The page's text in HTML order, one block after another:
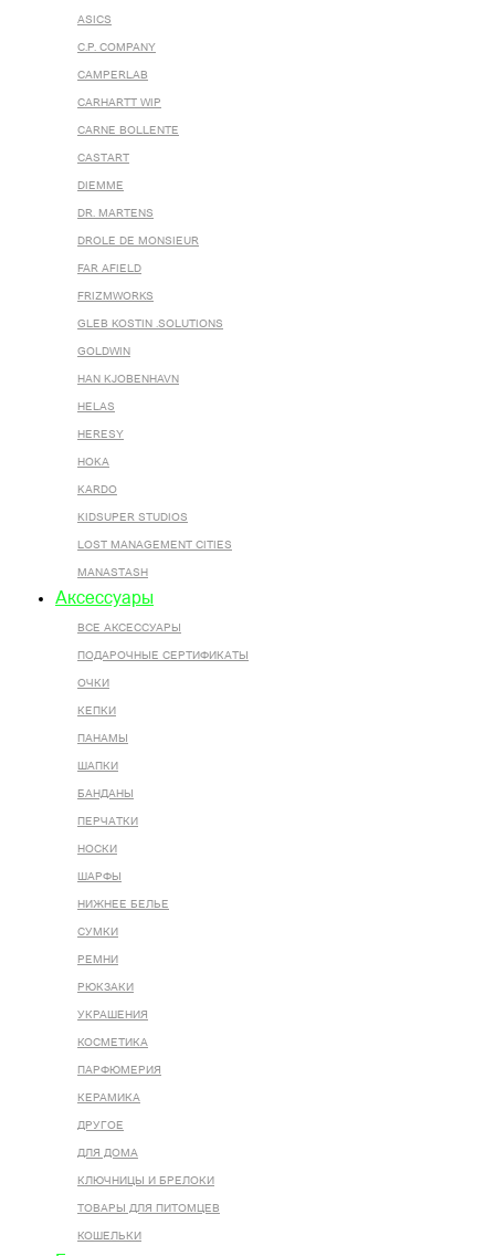
ASICS
C.P. COMPANY
CAMPERLAB
CARHARTT WIP
CARNE BOLLENTE
CASTART
DIEMME
DR. MARTENS
DROLE DE MONSIEUR
FAR AFIELD
FRIZMWORKS
GLEB KOSTIN .SOLUTIONS
GOLDWIN
HAN KJOBENHAVN
HELAS
HERESY
HOKA
KARDO
KIDSUPER STUDIOS
LOST MANAGEMENT CITIES
MANASTASH
Аксессуары
ВСЕ AКСЕССУАРЫ
ПОДАРОЧНЫЕ СЕРТИФИКАТЫ
ОЧКИ
КЕПКИ
ПАНАМЫ
ШАПКИ
БАНДАНЫ
ПЕРЧАТКИ
НОСКИ
ШАРФЫ
НИЖНЕЕ БЕЛЬЕ
СУМКИ
РЕМНИ
РЮКЗАКИ
УКРАШЕНИЯ
КОСМЕТИКА
ПАРФЮМЕРИЯ
КЕРАМИКА
ДРУГОЕ
ДЛЯ ДОМА
КЛЮЧНИЦЫ И БРЕЛОКИ
ТОВАРЫ ДЛЯ ПИТОМЦЕВ
КОШЕЛЬКИ